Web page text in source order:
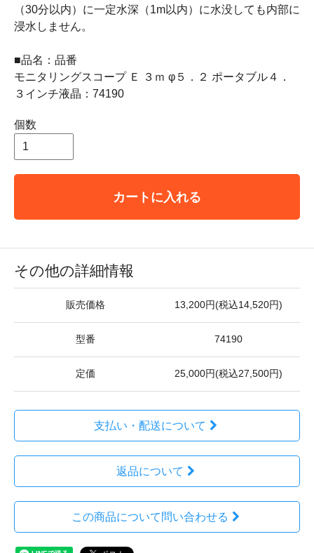
（30分以内）に一定水深（1m以内）に水没しても内部に
浸水しません。
■品名：品番
モニタリングスコープ Ｅ ３ｍ φ５．２ ポータブル４．
３インチ液晶：74190
個数
カートに入れる
その他の詳細情報
販売価格 13,200円(税込14,520円)
型番 74190
定価 25,000円(税込27,500円)
支払い・配送について
返品について
この商品について問い合わせる